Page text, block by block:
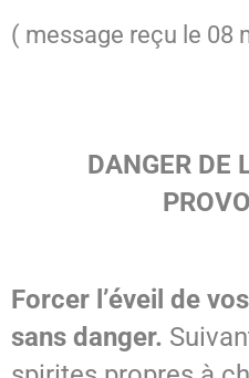
( message reçu le 08
DANGER DE
Forcer l’éveil de
sans danger.